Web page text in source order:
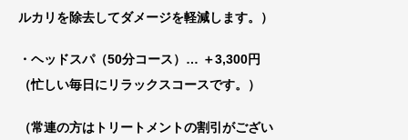
ルカリを除去してダメージを軽減します。）
・ヘッドスパ（50分コース）… ＋3,300円
（忙しい毎日にリラックスコースです。）
（常連の方はトリートメントの割引がござい